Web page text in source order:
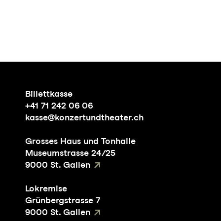
Billettkasse
+41 71 242 06 06
kasse@konzertundtheater.ch
Grosses Haus und Tonhalle
Museumstrasse 24/25
9000 St. Gallen
Lokremise
Grünbergstrasse 7
9000 St. Gallen